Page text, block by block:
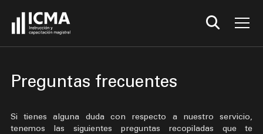
Preguntas frecuentes
Si tienes alguna duda con respecto a nuestro servicio,
tenemos las siguientes preguntas recopiladas que te